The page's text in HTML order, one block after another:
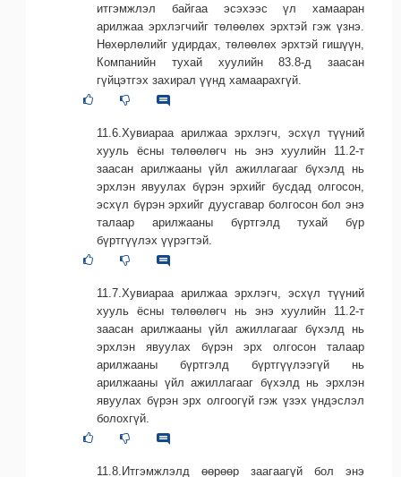
итгэмжлэл байгаа эсэхээс үл хамааран
арилжаа эрхлэгчийг төлөөлөх эрхтэй гэж үзнэ.
Нөхөрлөлийг удирдах, төлөөлөх эрхтэй гишүүн,
Компанийн тухай хуулийн 83.8-д заасан
гүйцэтгэх захирал үүнд хамаарахгүй.
11.6.Хувиараа арилжаа эрхлэгч, эсхүл түүний
хууль ёсны төлөөлөгч нь энэ хуулийн 11.2-т
заасан арилжааны үйл ажиллагааг бүхэлд нь
эрхлэн явуулах бүрэн эрхийг бусдад олгосон,
эсхүл бүрэн эрхийг дуусгавар болгосон бол энэ
талаар арилжааны бүртгэлд тухай бүр
бүртгүүлэх үүрэгтэй.
11.7.Хувиараа арилжаа эрхлэгч, эсхүл түүний
хууль ёсны төлөөлөгч нь энэ хуулийн 11.2-т
заасан арилжааны үйл ажиллагааг бүхэлд нь
эрхлэн явуулах бүрэн эрх олгосон талаар
арилжааны бүртгэлд бүртгүүлээгүй нь
арилжааны үйл ажиллагааг бүхэлд нь эрхлэн
явуулах бүрэн эрх олгоогүй гэж үзэх үндэслэл
болохгүй.
11.8.Итгэмжлэлд өөрөөр заагаагүй бол энэ